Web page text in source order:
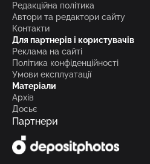
Редакційна політика
Автори та редактори сайту
Контакти
Для партнерів і користувачів
Реклама на сайті
Політика конфіденційності
Умови експлуатації
Матеріали
Архів
Досьє
Партнери